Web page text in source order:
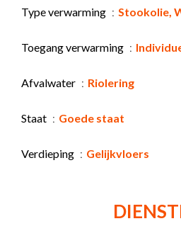
Type verwarming Stookolie,
Toegang verwarming
Afvalwater Riolering
Staat Goede staat
Verdieping Gelijkvloers